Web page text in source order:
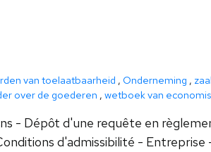
van toelaatbaarheid , Onderneming ,
over de goederen , wetboek van
- Dépôt d'une requête en
d'admissibilité - Entreprise